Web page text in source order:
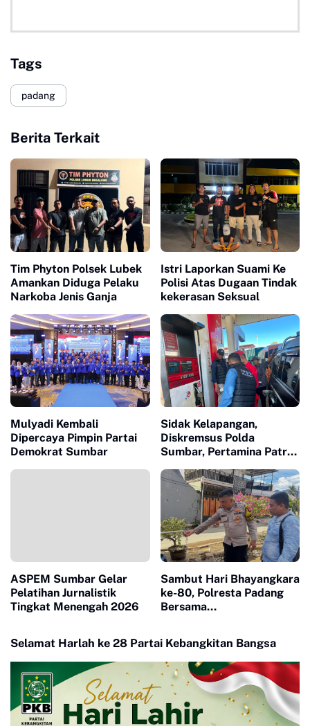
Tags
padang
Berita Terkait
Tim Phyton Polsek Lubek
Amankan Diduga Pelaku
Narkoba Jenis Ganja
Istri Laporkan Suami Ke
Polisi Atas Dugaan Tindak
kekerasan Seksual
Mulyadi Kembali
Dipercaya Pimpin Partai
Demokrat Sumbar
Sidak Kelapangan,
Diskremsus Polda
Sumbar, Pertamina Patra
Pastikan Distribusi BBM
Tepat Sasaran
ASPEM Sumbar Gelar
Pelatihan Jurnalistik
Tingkat Menengah 2026
Sambut Hari Bhayangkara
ke-80, Polresta Padang
Bersama
Bor untuk Warga
Terdampak Bencana
Selamat Harlah ke 28 Partai Kebangkitan Bangsa